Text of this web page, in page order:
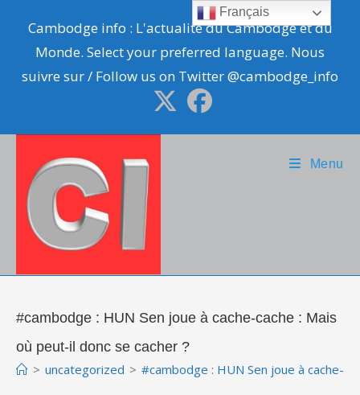
content
Cambodge info : L'actualité du Cambodge et du
Monde. Select your preferred language. Nous
suivre sur / Follow us on Twitter @cambodge_info
Menu
#cambodge : HUN Sen joue à cache-cache : Mais
où peut-il donc se cacher ?
> uncategorized > #cambodge : HUN Sen joue à cache-
Français